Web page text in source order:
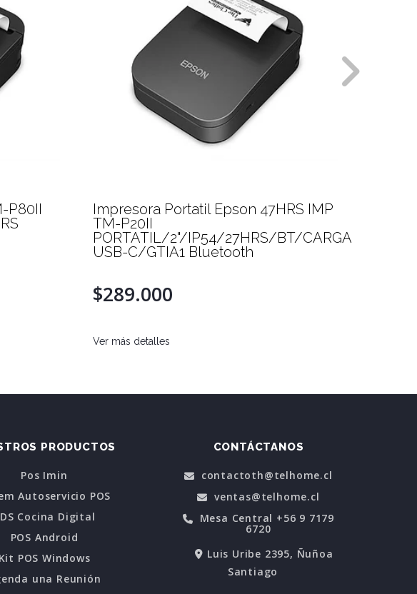
P80II
Impresora Portatil Epson 47HRS IMP
TM-P20II
PORTATIL/2"/IP54/27HRS/BT/CARGA
USB-C/GTIA1 Bluetooth
$289.000
Ver más detalles
PRODUCTOS
Pos Imin
Autoservicio POS
Cocina Digital
POS Android
Kit POS Windows
una Reunión
CONTÁCTANOS
contactoth@telhome.cl
ventas@telhome.cl
Mesa Central +56 9 7179
6720
Luis Uribe 2395, Ñuñoa
Santiago